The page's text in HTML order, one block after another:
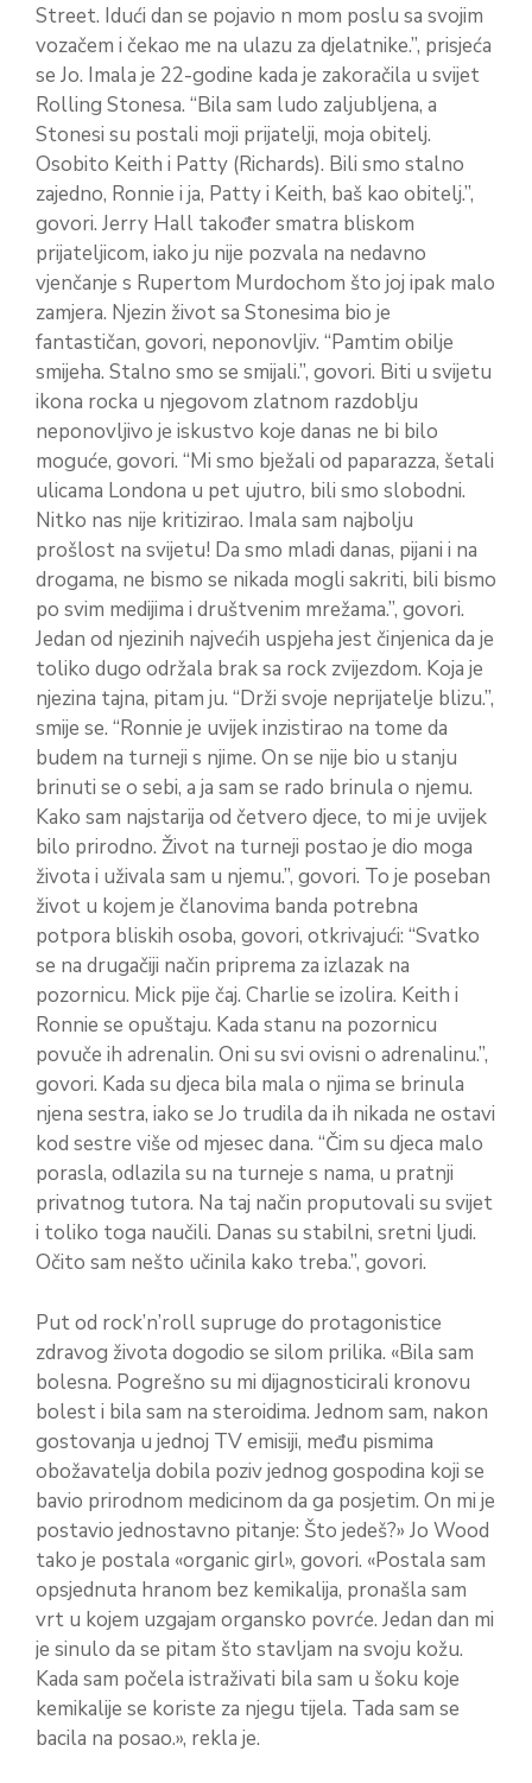
Street. Idući dan se pojavio n mom poslu sa svojim
vozačem i čekao me na ulazu za djelatnike.”, prisjeća
se Jo. Imala je 22-godine kada je zakoračila u svijet
Rolling Stonesa. “Bila sam ludo zaljubljena, a
Stonesi su postali moji prijatelji, moja obitelj.
Osobito Keith i Patty (Richards). Bili smo stalno
zajedno, Ronnie i ja, Patty i Keith, baš kao obitelj.”,
govori. Jerry Hall također smatra bliskom
prijateljicom, iako ju nije pozvala na nedavno
vjenčanje s Rupertom Murdochom što joj ipak malo
zamjera. Njezin život sa Stonesima bio je
fantastičan, govori, neponovljiv. “Pamtim obilje
smijeha. Stalno smo se smijali.”, govori. Biti u svijetu
ikona rocka u njegovom zlatnom razdoblju
neponovljivo je iskustvo koje danas ne bi bilo
moguće, govori. “Mi smo bježali od paparazza, šetali
ulicama Londona u pet ujutro, bili smo slobodni.
Nitko nas nije kritizirao. Imala sam najbolju
prošlost na svijetu! Da smo mladi danas, pijani i na
drogama, ne bismo se nikada mogli sakriti, bili bismo
po svim medijima i društvenim mrežama.”, govori.
Jedan od njezinih najvećih uspjeha jest činjenica da je
toliko dugo održala brak sa rock zvijezdom. Koja je
njezina tajna, pitam ju. “Drži svoje neprijatelje blizu.”,
smije se. “Ronnie je uvijek inzistirao na tome da
budem na turneji s njime. On se nije bio u stanju
brinuti se o sebi, a ja sam se rado brinula o njemu.
Kako sam najstarija od četvero djece, to mi je uvijek
bilo prirodno. Život na turneji postao je dio moga
života i uživala sam u njemu.”, govori. To je poseban
život u kojem je članovima banda potrebna
potpora bliskih osoba, govori, otkrivajući: “Svatko
se na drugačiji način priprema za izlazak na
pozornicu. Mick pije čaj. Charlie se izolira. Keith i
Ronnie se opuštaju. Kada stanu na pozornicu
povuče ih adrenalin. Oni su svi ovisni o adrenalinu.”,
govori. Kada su djeca bila mala o njima se brinula
njena sestra, iako se Jo trudila da ih nikada ne ostavi
kod sestre više od mjesec dana. “Čim su djeca malo
porasla, odlazila su na turneje s nama, u pratnji
privatnog tutora. Na taj način proputovali su svijet
i toliko toga naučili. Danas su stabilni, sretni ljudi.
Očito sam nešto učinila kako treba.”, govori.
Put od rock’n’roll supruge do protagonistice
zdravog života dogodio se silom prilika. «Bila sam
bolesna. Pogrešno su mi dijagnosticirali kronovu
bolest i bila sam na steroidima. Jednom sam, nakon
gostovanja u jednoj TV emisiji, među pismima
obožavatelja dobila poziv jednog gospodina koji se
bavio prirodnom medicinom da ga posjetim. On mi je
postavio jednostavno pitanje: Što jedeš?» Jo Wood
tako je postala «organic girl», govori. «Postala sam
opsjednuta hranom bez kemikalija, pronašla sam
vrt u kojem uzgajam organsko povrće. Jedan dan mi
je sinulo da se pitam što stavljam na svoju kožu.
Kada sam počela istraživati bila sam u šoku koje
kemikalije se koriste za njegu tijela. Tada sam se
bacila na posao.», rekla je.